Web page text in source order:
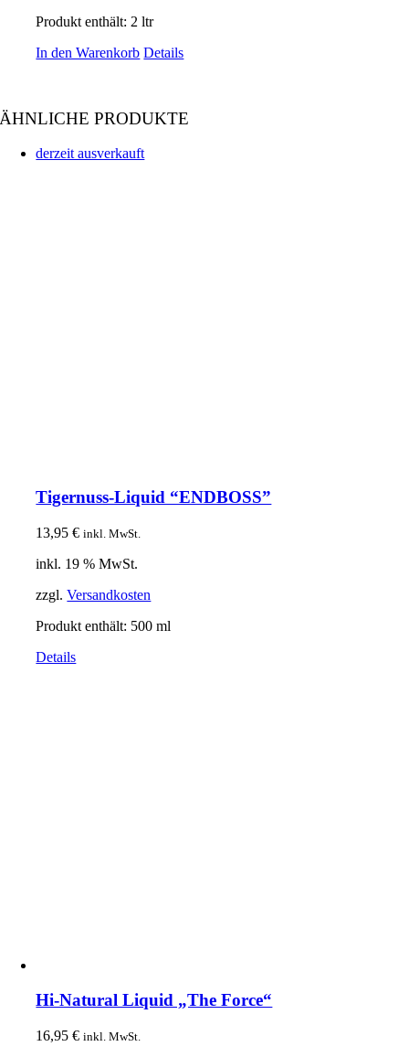
Produkt enthält: 2ltr
In den Warenkorb Details
ÄHNLICHE PRODUKTE
derzeit ausverkauft
Tigernuss-Liquid “ENDBOSS”
13,95€ inkl. MwSt.
inkl. 19 % MwSt.
zzgl.Versandkosten
Produkt enthält: 500ml
Details
Hi-Natural Liquid „The Force“
16,95€ inkl. MwSt.